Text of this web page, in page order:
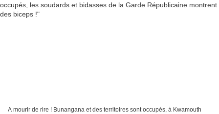
A mourir de rire ! Bunangana et des territoires sont occupés, à Kwamouth